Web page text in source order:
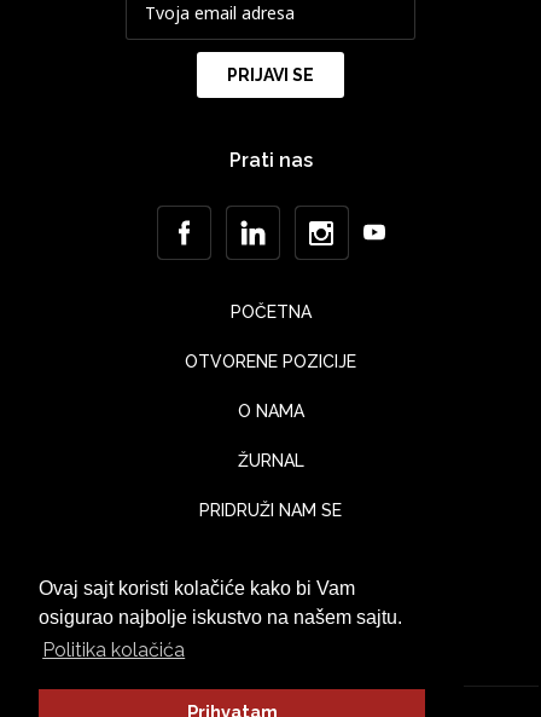
Ovaj sajt koristi kolačiće kako bi Vam
osigurao najbolje iskustvo na našem sajtu.
Politika kolačića
Prihvatam
Prati nas
POČETNA
OTVORENE POZICIJE
O NAMA
ŽURNAL
PRIDRUŽI NAM SE
UTISCI KLIJENATA